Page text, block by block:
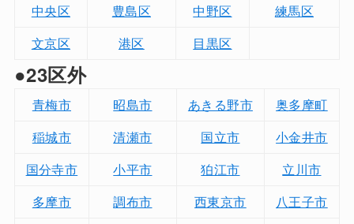
中央区
豊島区 中野区
練馬区
文京区
港区 目黒区
●23区外
青梅市 昭島市 あきる野市
奥多摩町
稲城市
清瀬市 国立市
小金井市
国分寺市
小平市 狛江市
立川市
多摩市
調布市 西東京市
八王子市